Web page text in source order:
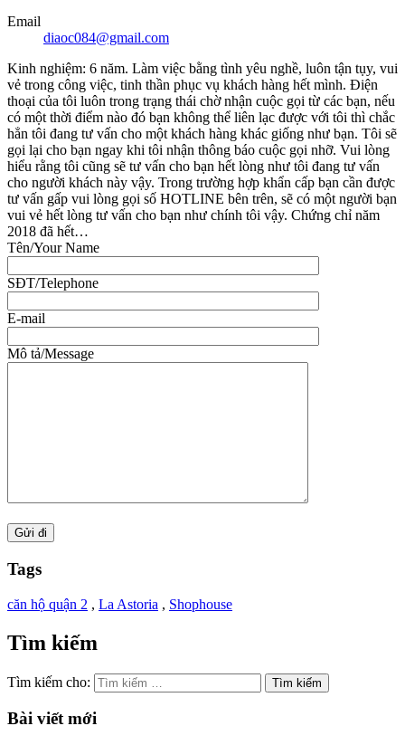
Email
diaoc084@gmail.com
Kinh nghiệm: 6 năm. Làm việc bằng tình yêu nghề, luôn tận tụy, vui
vẻ trong công việc, tinh thần phục vụ khách hàng hết mình. Điện
thoại của tôi luôn trong trạng thái chờ nhận cuộc gọi từ các bạn, nếu
có một thời điểm nào đó bạn không thể liên lạc được với tôi thì chắc
hẳn tôi đang tư vấn cho một khách hàng khác giống như bạn. Tôi sẽ
gọi lại cho bạn ngay khi tôi nhận thông báo cuộc gọi nhỡ. Vui lòng
hiểu rằng tôi cũng sẽ tư vấn cho bạn hết lòng như tôi đang tư vấn
cho người khách này vậy. Trong trường hợp khẩn cấp bạn cần được
tư vấn gấp vui lòng gọi số HOTLINE bên trên, sẽ có một người bạn
vui vẻ hết lòng tư vấn cho bạn như chính tôi vậy. Chứng chỉ năm
2018 đã hết…
Tên/Your Name
SĐT/Telephone
E-mail
Mô tả/Message
Tags
căn hộ quận 2 , La Astoria , Shophouse
Tìm kiếm
Tìm kiếm cho:
Bài viết mới